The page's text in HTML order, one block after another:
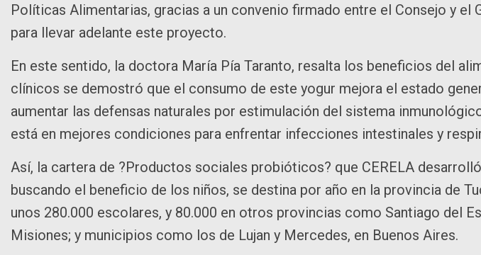
Políticas Alimentarias, gracias a un convenio firmado entre el Consejo y el
para llevar adelante este proyecto.
En este sentido, la doctora María Pía Taranto, resalta los beneficios del
clínicos se demostró que el consumo de este yogur mejora el estado
aumentar las defensas naturales por estimulación del sistema
está en mejores condiciones para enfrentar infecciones intestinales y
Así, la cartera de ?Productos sociales probióticos? que CERELA
buscando el beneficio de los niños, se destina por año en la provincia de
unos 280.000 escolares, y 80.000 en otros provincias como Santiago del
Misiones; y municipios como los de Lujan y Mercedes, en Buenos Aires.